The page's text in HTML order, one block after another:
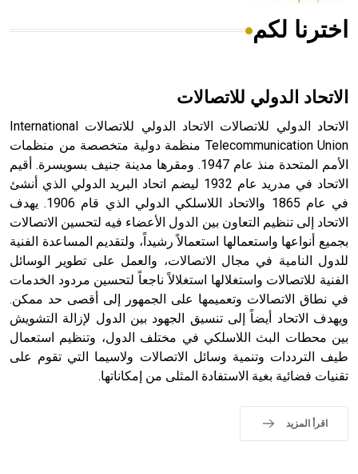
هل تعلم أن الأبسيد كلمة فرنسية اللفظ تم اعتمادها مصطلحاً
- هل تعلم أن أبجر Abgar اسم معروف جيداً يعود إلى عدد من
الملوك الذين حكموا مدينة إديسا (الرها) من أبجر الأول وحتى
التاسع، وهم ينتسبون إلى أسرة أوسروين
- هل تعلم أن الأبجدية الكنعانية تتألف من /22/ علامة كتابية
sign تكتب منفصلة غير متصلة، وتعتمد المبدأ الأكوروفوني،
حيث تقتصر القيمة الصوتية للعلامة الك
اخترنا لكم
الاتحاد الدولي للاتصالات
الاتحاد الدولي للاتصالات الاتحاد الدولي للاتصالات International
Telecommunication Union منظمة دولية متخصصة من منظمات
الأمم المتحدة منذ عام 1947. ومقرها مدينة جنيف بسويسرة. أقيم
الاتحاد في مدريد عام 1932 ليضم اتحاد البريد الدولي الذي أنشئ
في عام 1865 والاتحاد اللاسلكي الدولي الذي قام 1906. يهدف
الاتحاد إلى تنظيم التعاون بين الدول الأعضاء فيه لتحسين الاتصالات
بجميع أنواعها واستعمالها استعمالاً رشيداً، ولتقديم المساعدة الفنية
للدول النامية في مجال الاتصالات، والعمل على تطوير الوسائل
الفنية للاتصالات واستغلالها استغلالاً ناجعاً لتحسين مردود الخدمات
في نطاق الاتصالات وتعميمها على الجمهور إلى أقصى حد ممكن.
ويهدف الاتحاد أيضاً إلى تنسيق الجهود بين الدول لإزالة التشويش
بين محطات البث اللاسلكي في مختلف الدول، وتنظيم استعمال
طيف الترددات وتنمية وسائل الاتصالات ولاسيما التي تقوم على
تقنيات فضائية بغية الاستفادة المثلى من إمكاناتها.
اقرأ المزيد